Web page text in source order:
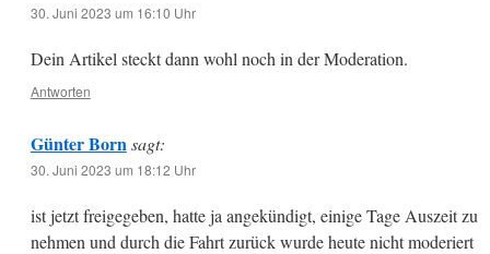
30. Juni 2023 um 16:10 Uhr
Dein Artikel steckt dann wohl noch in der Moderation.
Antworten
Günter Born sagt:
30. Juni 2023 um 18:12 Uhr
ist jetzt freigegeben, hatte ja angekündigt, einige Tage Auszeit zu
nehmen und durch die Fahrt zurück wurde heute nicht moderiert